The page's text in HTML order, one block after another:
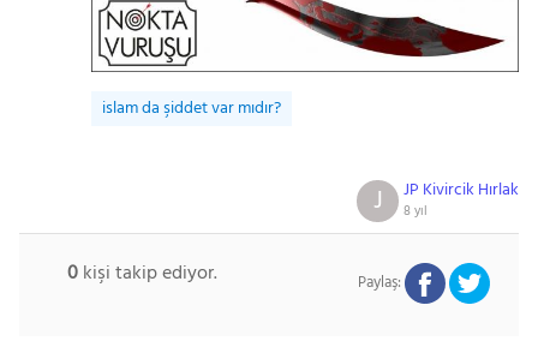
islam da şiddet var mıdır?
JP Kivircik Hırlak
8 yıl
J
0kişi takip ediyor. Paylaş: